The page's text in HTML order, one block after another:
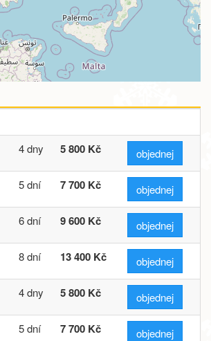
4 dny 5 800 Kč objednej
5 dní 7 700 Kč objednej
6 dní 9 600 Kč objednej
8 dní 13 400 Kč objednej
4 dny 5 800 Kč objednej
5 dní 7 700 Kč objednej